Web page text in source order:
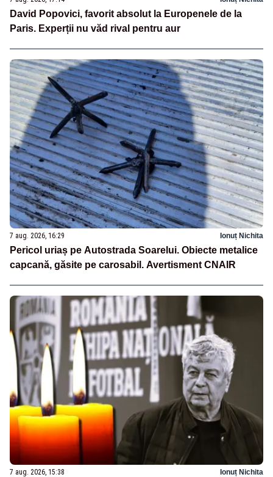
David Popovici, favorit absolut la Europenele de la
Paris. Experții nu văd rival pentru aur
7 aug. 2026, 16:29 Ionuț Nichita
Pericol uriaș pe Autostrada Soarelui. Obiecte metalice
capcană, găsite pe carosabil. Avertisment CNAIR
7 aug. 2026, 15:38 Ionuț Nichita